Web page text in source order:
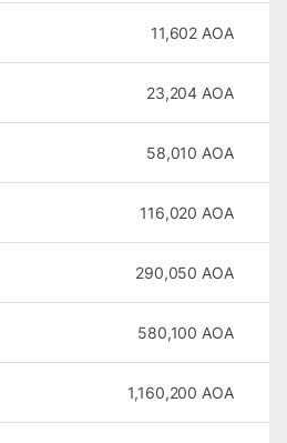
11,602 AOA
23,204 AOA
58,010 AOA
116,020 AOA
290,050 AOA
580,100 AOA
1,160,200 AOA